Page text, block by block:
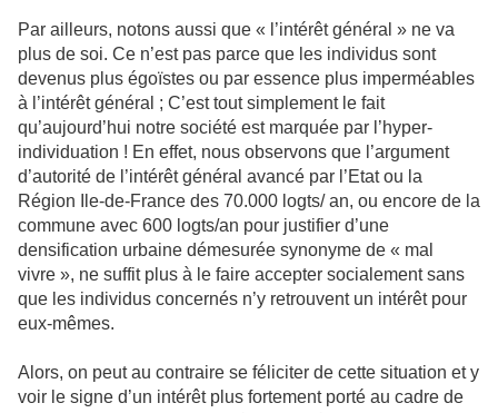
Par ailleurs, notons aussi que « l’intérêt général » ne va
plus de soi. Ce n’est pas parce que les individus sont
devenus plus égoïstes ou par essence plus imperméables
à l’intérêt général ; C’est tout simplement le fait
qu’aujourd’hui notre société est marquée par l’hyper-
individuation ! En effet, nous observons que l’argument
d’autorité de l’intérêt général avancé par l’Etat ou la
Région Ile-de-France des 70.000 logts/ an, ou encore de la
commune avec 600 logts/an pour justifier d’une
densification urbaine démesurée synonyme de « mal
vivre », ne suffit plus à le faire accepter socialement sans
que les individus concernés n’y retrouvent un intérêt pour
eux-mêmes.
Alors, on peut au contraire se féliciter de cette situation et y
voir le signe d’un intérêt plus fortement porté au cadre de